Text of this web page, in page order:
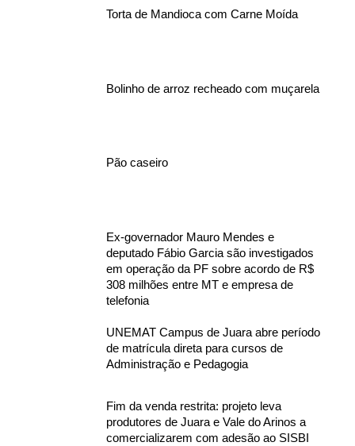
Torta de Mandioca com Carne Moída
Bolinho de arroz recheado com muçarela
Pão caseiro
Ex-governador Mauro Mendes e
deputado Fábio Garcia são investigados
em operação da PF sobre acordo de R$
308 milhões entre MT e empresa de
telefonia
UNEMAT Campus de Juara abre período
de matrícula direta para cursos de
Administração e Pedagogia
Fim da venda restrita: projeto leva
produtores de Juara e Vale do Arinos a
comercializarem com adesão ao SISBI